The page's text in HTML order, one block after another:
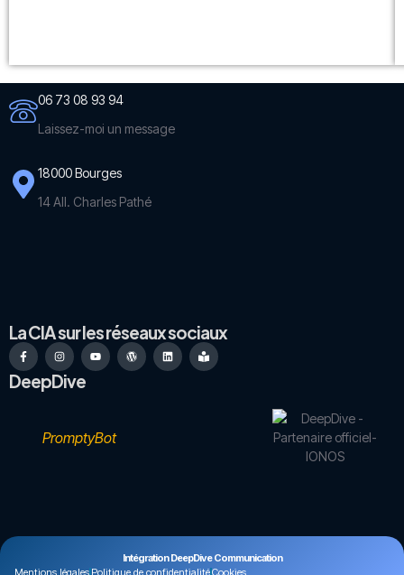
06 73 08 93 94
Laissez-moi un message
18000 Bourges
14 All. Charles Pathé
La CIA sur les réseaux sociaux
DeepDive
PromptyBot
Intégration DeepDive Communication